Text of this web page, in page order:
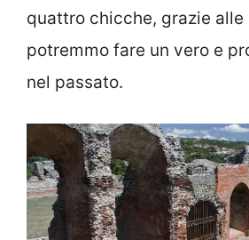
quattro chicche, grazie alle
potremmo fare un vero e
nel passato.